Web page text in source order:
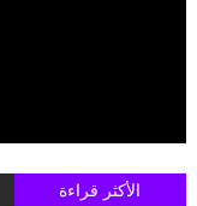
الأكثر قراءة